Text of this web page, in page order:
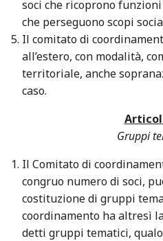
soci che ricoprono
che perseguono scopi
Il comitato di
all’estero, con modalità,
territoriale, anche
caso.
Gruppi
Il Comitato di
congruo numero di soci,
costituzione di gruppi
coordinamento ha altresì
detti gruppi tematici,